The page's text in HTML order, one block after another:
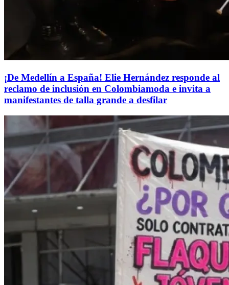
¡De Medellín a España! Elie Hernández responde al
reclamo de inclusión en Colombiamoda e invita a
manifestantes de talla grande a desfilar